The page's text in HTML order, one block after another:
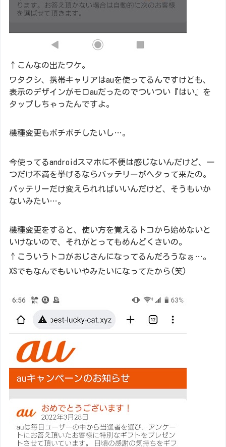
↑こんなの出たワケ。
ワタクシ、携帯キャリアはauを使ってるんですけども、
表示のデザインがモロauだったのでついつい『はい』を
タップしちゃったんですよ。
機種変更もボチボチしたいし…。
今使ってるandroidスマホに不便は感じないんだけど、一
つだけ不満を挙げるならバッテリーがヘタって来たの。
バッテリーだけ変えられればいいんだけど、そうもいか
ないみたい…。
機種変更をすると、使い方を覚えるトコから始めないと
いけないので、それがとってもめんどくさいの。
↑こういうトコがおじさんになってるんだろうなぁ…。
XSでもなんでもいいやみたいになってたから(笑)